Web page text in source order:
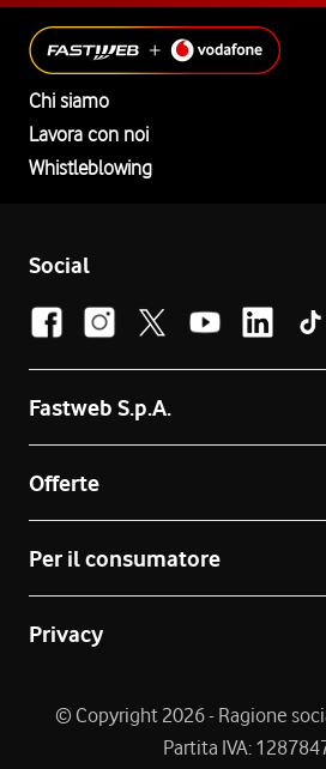
Chi siamo
Lavora con noi
Whistleblowing
Social
Fastweb S.p.A.
Offerte
Per il consumatore
Privacy
© Copyright 2026 - Ragione
Partita IVA: